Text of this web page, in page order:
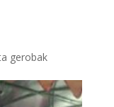
gerobak